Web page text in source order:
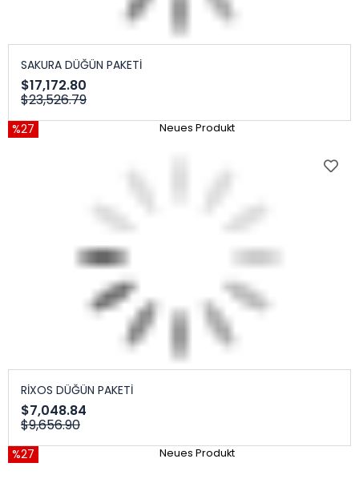
SAKURA DÜĞÜN PAKETİ
$17,172.80
$23,526.79
%27 Neues Produkt
RİXOS DÜĞÜN PAKETİ
$7,048.84
$9,656.90
%27 Neues Produkt